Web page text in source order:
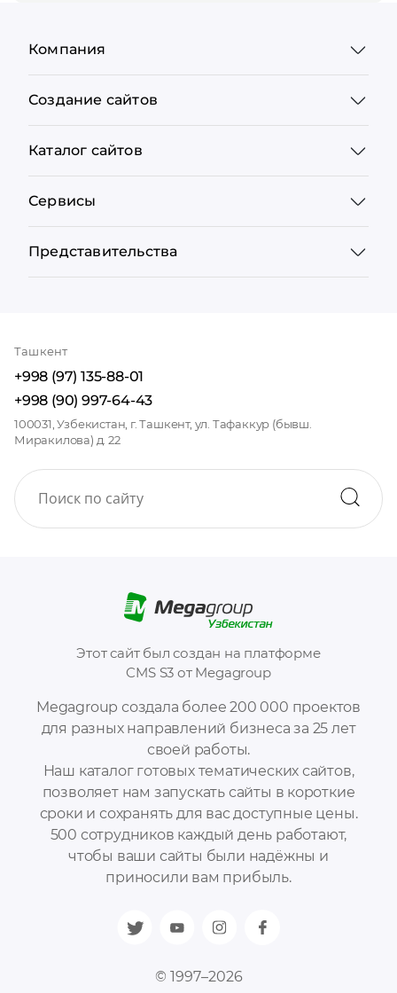
Megagroup создала более 200 000 проектов
для разных направлений бизнеса за 25 лет
своей работы.
Наш каталог готовых тематических сайтов,
позволяет нам запускать сайты в короткие
сроки и сохранять для вас доступные цены.
500 сотрудников каждый день работают,
чтобы ваши сайты были надёжны и
приносили вам прибыль.
© 1997–2026
Этот сайт был создан на платформе
CMS S3 от Megagroup
Компания
Создание сайтов
Каталог сайтов
Сервисы
Представительства
Ташкент
+998 (97) 135-88-01
+998 (90) 997-64-43
100031, Узбекистан, г. Ташкент, ул. Тафаккур (бывш.
Миракилова) д. 22